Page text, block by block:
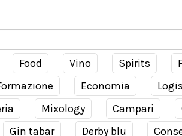
Food Vino Spirits
Economia
Mixology Campari
Gin tabar Derby blu